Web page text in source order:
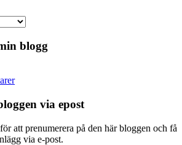
blogg
via epost
att prenumerera på den här bloggen och få
via e-post.